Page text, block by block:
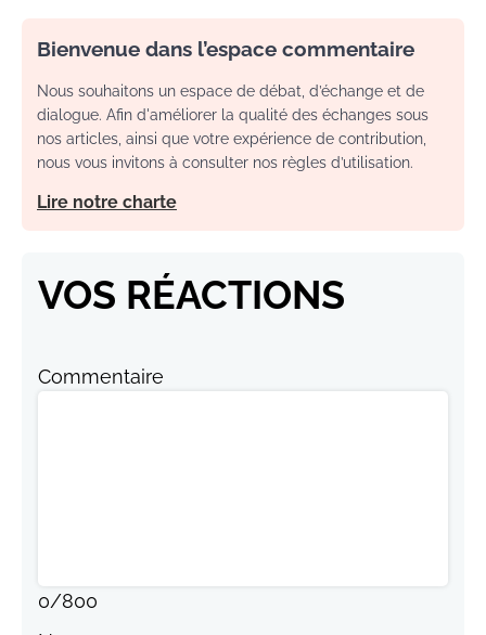
Bienvenue dans l’espace commentaire
Nous souhaitons un espace de débat, d’échange et de
dialogue. Afin d'améliorer la qualité des échanges sous
nos articles, ainsi que votre expérience de contribution,
nous vous invitons à consulter nos règles d’utilisation.
Lire notre charte
VOS RÉACTIONS
Commentaire
0/800